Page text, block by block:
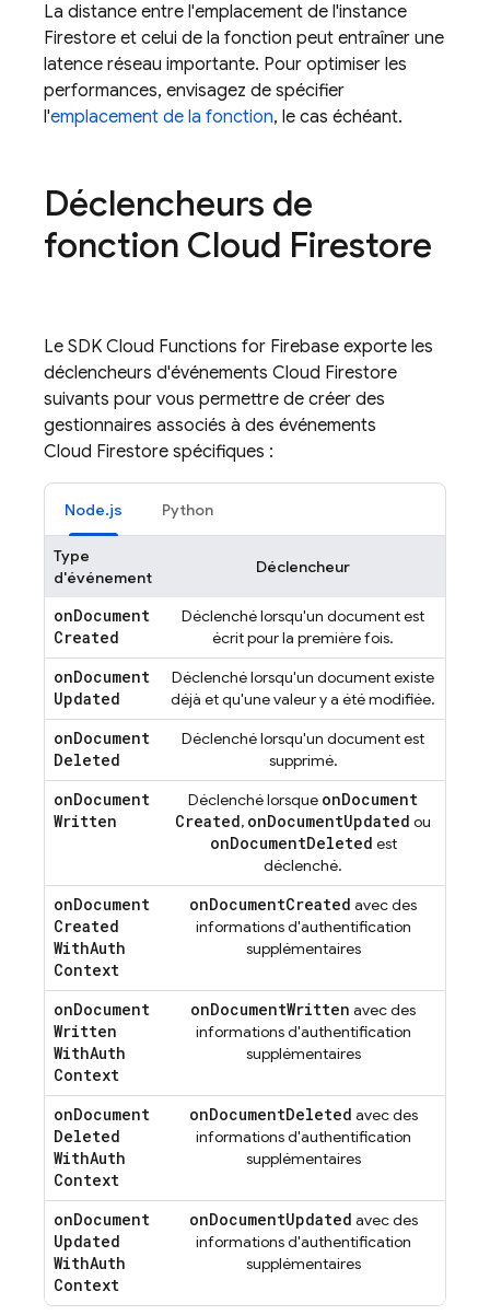
La distance entre l'emplacement de l'instance
Firestore et celui de la fonction peut entraîner une
latence réseau importante. Pour optimiser les
performances, envisagez de spécifier
l'emplacement de la fonction, le cas échéant.
Déclencheurs de
fonction Cloud Firestore
Le SDK Cloud Functions for Firebase exporte les
déclencheurs d'événements Cloud Firestore
suivants pour vous permettre de créer des
gestionnaires associés à des événements
Cloud Firestore spécifiques :
Node.js Python
Type
d'événement
Déclencheur
onDocument
Created
Déclenché lorsqu'un document est
écrit pour la première fois.
onDocument
Updated
Déclenché lorsqu'un document existe
déjà et qu'une valeur y a été modifiée.
onDocument
Deleted
Déclenché lorsqu'un document est
supprimé.
onDocument
Written
Déclenché lorsque onDocument
Created, onDocumentUpdated ou
onDocumentDeleted est
déclenché.
onDocument
Created
WithAuth
Context
onDocumentCreated avec des
informations d'authentification
supplémentaires
onDocument
Written
WithAuth
Context
onDocumentWritten avec des
informations d'authentification
supplémentaires
onDocument
Deleted
WithAuth
Context
onDocumentDeleted avec des
informations d'authentification
supplémentaires
onDocument
Updated
WithAuth
Context
onDocumentUpdated avec des
informations d'authentification
supplémentaires